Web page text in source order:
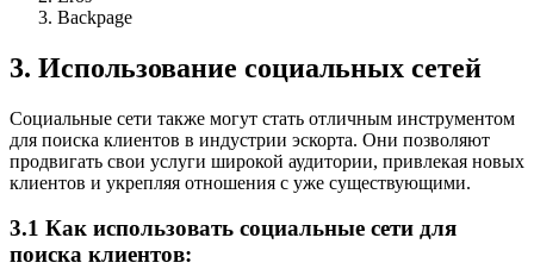
Backpage
3. Использование социальных сетей
Социальные сети также могут стать отличным инструментом
для поиска клиентов в индустрии эскорта. Они позволяют
продвигать свои услуги широкой аудитории, привлекая новых
клиентов и укрепляя отношения с уже существующими.
3.1 Как использовать социальные сети для
поиска клиентов: